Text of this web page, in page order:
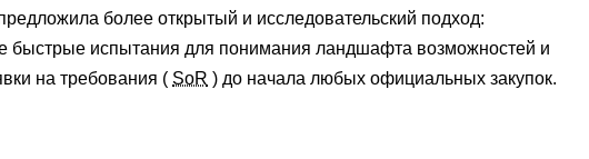
более открытый и исследовательский подход:
быстрые испытания для понимания ландшафта возможностей и
на требования ( SoR ) до начала любых официальных закупок.